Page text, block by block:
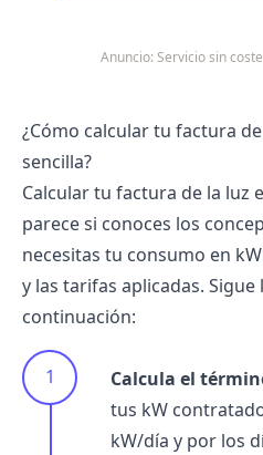
Anuncio: Servicio sin
¿Cómo calcular tu factura
sencilla?
Calcular tu factura de la luz
parece si conoces los
necesitas tu consumo en
y las tarifas aplicadas.
continuación:
Calcula el
tus kW
kW/día y por los